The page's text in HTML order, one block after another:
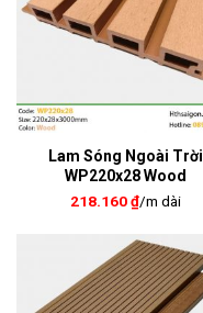
Lam Sóng Ngoài Trời
WP220x28 Wood
218.160₫/m dài